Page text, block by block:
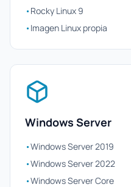
•Rocky Linux 9
•Imagen Linux propia
Windows Server
•Windows Server 2019
•Windows Server 2022
•Windows Server Core